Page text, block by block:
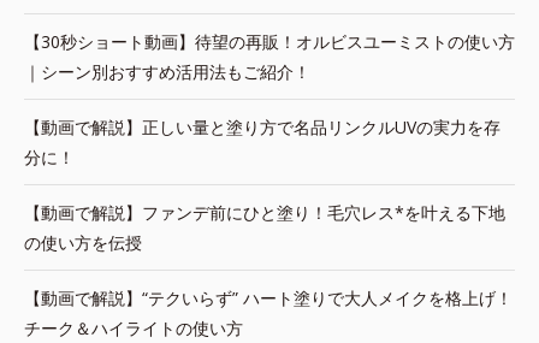
【30秒ショート動画】待望の再販！オルビスユーミストの使い方
｜シーン別おすすめ活用法もご紹介！
【動画で解説】正しい量と塗り方で名品リンクルUVの実力を存
分に！
【動画で解説】ファンデ前にひと塗り！毛穴レス*を叶える下地
の使い方を伝授
【動画で解説】“テクいらず” ハート塗りで大人メイクを格上げ！
チーク＆ハイライトの使い方